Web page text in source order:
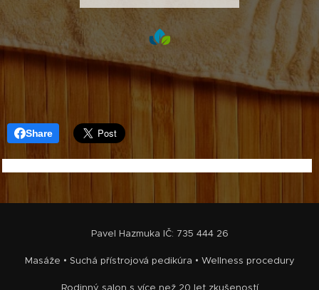
Share
Pavel Hazmuka IČ: 735 444 26
Masáže • Suchá přístrojová pedikúra • Wellness procedury
Rodinný salon s více než 20 let zkušeností